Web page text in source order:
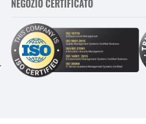
NEGOZIO CERTIFICATO